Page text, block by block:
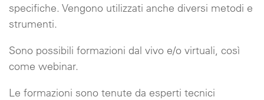
specifiche. Vengono utilizzati anche diversi metodi e
strumenti.
Sono possibili formazioni dal vivo e/o virtuali, così
come webinar.
Le formazioni sono tenute da esperti tecnici